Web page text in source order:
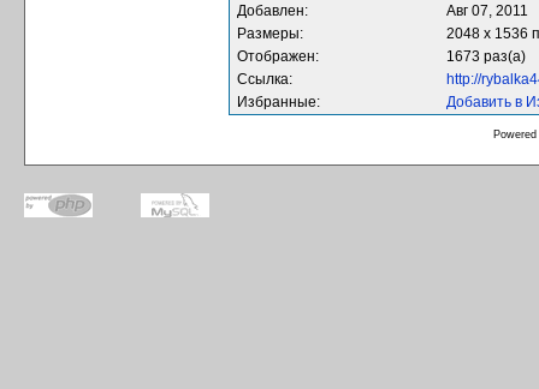
Добавлен:
Авг 07, 2011
Размеры:
2048 x 1536
Отображен:
1673 раз(а)
Ссылка:
http://
Избранные:
Добавить в